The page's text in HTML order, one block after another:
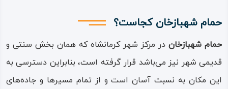
کاربردهای مخصوص به خود است؛ از جمله سربینه (رختکن)،
گرم‌ خانه، خزینه آبگرم، خزینه آب سرد و… .
نوع معماری حمام و تزیینات آن شبیه به حمام‌های سنتی است،
مثل مقرنس‌ کاری سطح داخلی گنبدها با استفاده از آهک،
حمام شهبازخان کجاست؟
حمام شهبازخان در مرکز شهر کرمانشاه که همان بخش سنتی و
قدیمی شهر نیز می‌باشد قرار گرفته است، بنابراین دسترسی به
این مکان به نسبت آسان است و از تمام مسیرها و جاده‌های